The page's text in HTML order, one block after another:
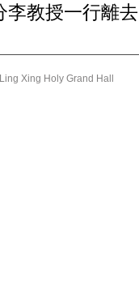
李教授一行離
Xing Holy Grand Hall